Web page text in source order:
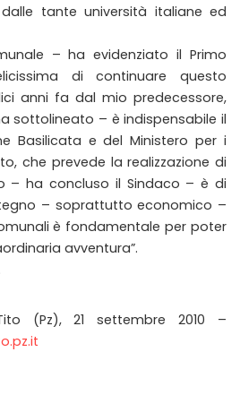
tante università italiane ed
– ha evidenziato il Primo
di continuare questo
anni fa dal mio predecessore,
sottolineato – è indispensabile il
Basilicata e del Ministero per i
che prevede la realizzazione di
– ha concluso il Sindaco – è di
– soprattutto economico –
è fondamentale per poter
avventura”.
(Pz), 21 settembre 2010 –